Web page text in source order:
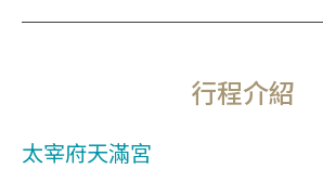
行程介紹
太宰府天滿宮